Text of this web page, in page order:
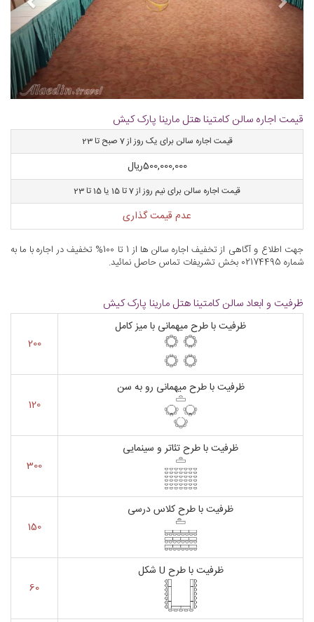
قیمت اجاره سالن کامتینا هتل مارینا پارک کیش
قیمت اجاره سالن برای یک روز از 7 صبح تا 23
500,000,000ریال
قیمت اجاره سالن برای نیم روز از 7 تا 15 یا 15 تا 23
عدم قیمت گذاری
جهت اطلاع و آگاهی از تخفیف اجاره سالن ها از 1 تا 100% تخفیف در اجاره با ما به
شماره 02174495 بخش تشریفات تماس حاصل نمائید.
ظرفیت و ابعاد سالن کامتینا هتل مارینا پارک کیش
ظرفیت با طرح میهمانی با میز کامل
200
ظرفیت با طرح میهمانی رو به سن
120
ظرفیت با طرح تئاتر و سینمایی
300
ظرفیت با طرح کلاس درسی
150
ظرفیت با طرح U شکل
60